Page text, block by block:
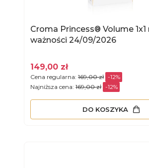
Croma Princess® Volume
ważności 24/09/2026
149,00 zł
Cena regularna: 169,00 zł -12%
Najniższa cena: 169,00 zł -12%
DO KOSZYKA